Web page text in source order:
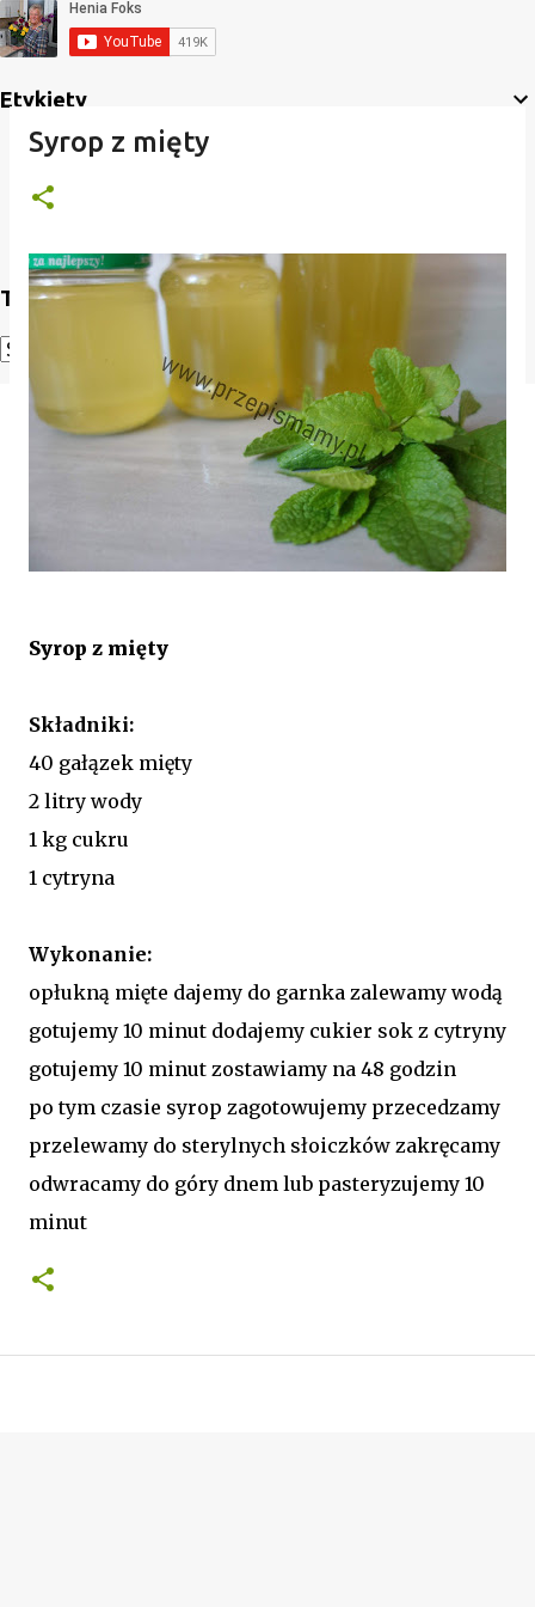
Etykiety
Translate
Powered by Translate
Syrop z mięty
Syrop z mięty
Składniki:
40 gałązek mięty
2 litry wody
1 kg cukru
1 cytryna
Wykonanie:
opłukną mięte dajemy do garnka zalewamy wodą
gotujemy 10 minut dodajemy cukier sok z cytryny
gotujemy 10 minut zostawiamy na 48 godzin
po tym czasie syrop zagotowujemy przecedzamy
przelewamy do sterylnych słoiczków zakręcamy
odwracamy do góry dnem lub pasteryzujemy 10
minut